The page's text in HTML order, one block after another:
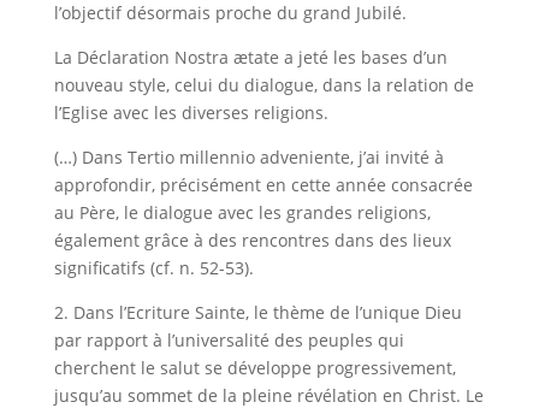
l’objectif désormais proche du grand Jubilé.
La Déclaration Nostra ætate a jeté les bases d’un
nouveau style, celui du dialogue, dans la relation de
l’Eglise avec les diverses religions.
(…) Dans Tertio millennio adveniente, j’ai invité à
approfondir, précisément en cette année consacrée
au Père, le dialogue avec les grandes religions,
également grâce à des rencontres dans des lieux
significatifs (cf. n. 52-53).
2. Dans l’Ecriture Sainte, le thème de l’unique Dieu
par rapport à l’universalité des peuples qui
cherchent le salut se développe progressivement,
jusqu’au sommet de la pleine révélation en Christ. Le